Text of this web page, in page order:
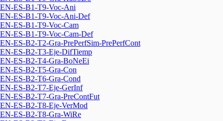
EN-ES-B1-T9-Voc-Ani
EN-ES-B1-T9-Voc-Ani-Def
EN-ES-B1-T9-Voc-Cam
EN-ES-B1-T9-Voc-Cam-Def
EN-ES-B2-T2-Gra-PrePerfSim-PrePerfCont
EN-ES-B2-T3-Eje-DifTiemp
EN-ES-B2-T4-Gra-BoNeEi
EN-ES-B2-T5-Gra-Con
EN-ES-B2-T6-Gra-Cond
EN-ES-B2-T7-Eje-GerInf
EN-ES-B2-T7-Gra-PreContFut
EN-ES-B2-T8-Eje-VerMod
EN-ES-B2-T8-Gra-WiRe